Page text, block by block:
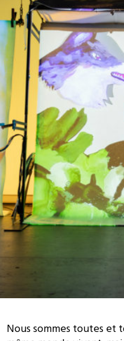
Nous sommes toutes et